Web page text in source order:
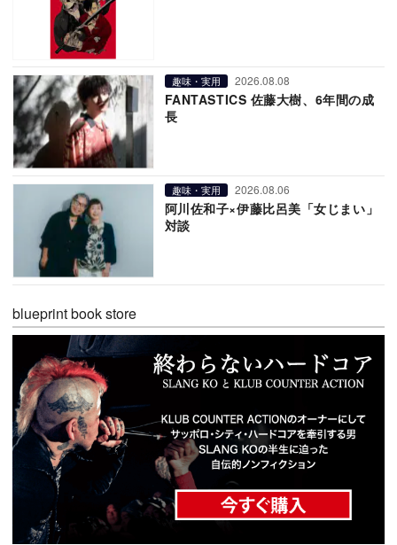
趣味・実用 2026.08.08
FANTASTICS 佐藤大樹、6年間の成
長
趣味・実用 2026.08.06
阿川佐和子×伊藤比呂美「女じまい」
対談
blueprint book store